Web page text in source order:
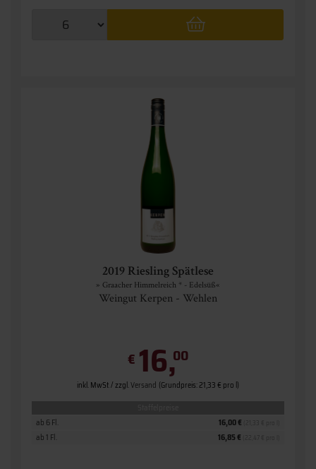
2019 Riesling Spätlese
» Graacher Himmelreich * - Edelsüß«
Weingut Kerpen - Wehlen
€ 16,00
inkl. MwSt. / zzgl.Versand (Grundpreis: 21,33 € pro l)
ab 1 Fl. 16,85 €
ab 6 Fl. 16,00 €